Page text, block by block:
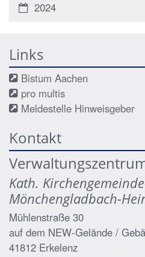
2024
Links
Bistum Aachen
pro multis
Meldestelle Hinweisgeber
Kontakt
Kath.
Mönchengladbach-
Mühlenstraße 30
auf dem NEW-Gelände /
41812 Erkelenz